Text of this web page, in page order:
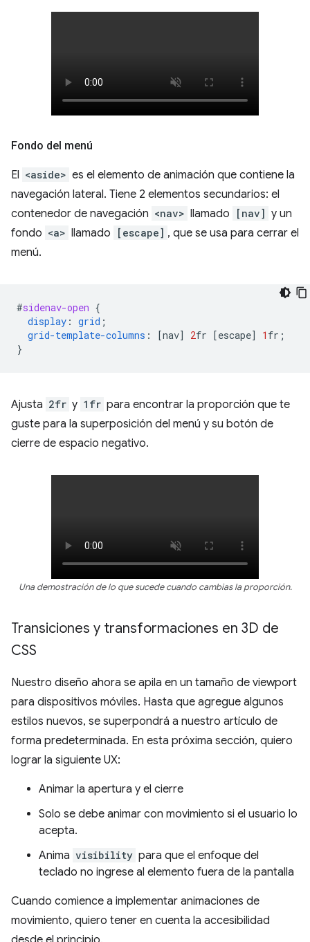
Fondo del menú
El <aside> es el elemento de animación que contiene la
navegación lateral. Tiene 2 elementos secundarios: el
contenedor de navegación <nav> llamado [nav] y un
fondo <a> llamado [escape] , que se usa para cerrar el
menú.
#sidenav-open {
display : grid ;
grid-template-columns : [nav] 2fr [escape] 1 fr ;
}
Ajusta 2fr y 1fr para encontrar la proporción que te
guste para la superposición del menú y su botón de
cierre de espacio negativo.
Una demostración de lo que sucede cuando cambias la proporción.
Transiciones y transformaciones en 3D de
CSS
Nuestro diseño ahora se apila en un tamaño de viewport
para dispositivos móviles. Hasta que agregue algunos
estilos nuevos, se superpondrá a nuestro artículo de
forma predeterminada. En esta próxima sección, quiero
lograr la siguiente UX:
Animar la apertura y el cierre
Solo se debe animar con movimiento si el usuario lo
acepta.
Anima visibility para que el enfoque del
teclado no ingrese al elemento fuera de la pantalla
Cuando comience a implementar animaciones de
movimiento, quiero tener en cuenta la accesibilidad